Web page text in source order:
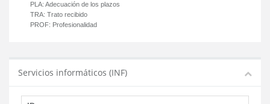
PLA: Adecuación de los plazos
TRA: Trato recibido
PROF: Profesionalidad
Servicios informáticos (INF)